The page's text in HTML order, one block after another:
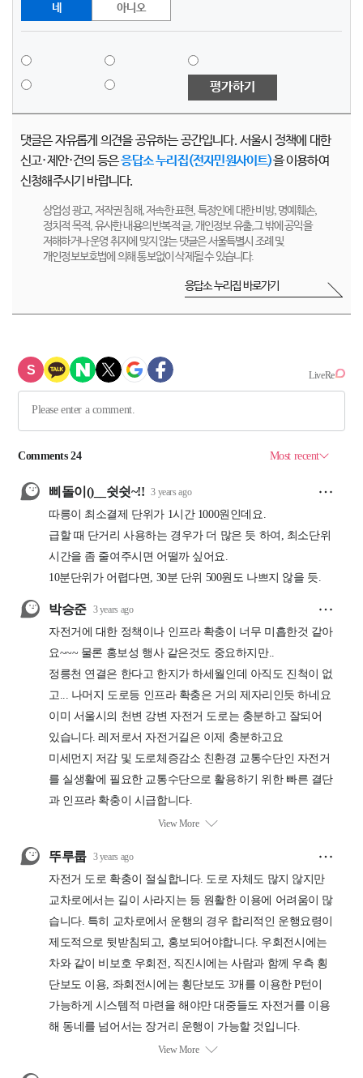
네 아니오
평가하기
댓글은 자유롭게 의견을 공유하는 공간입니다. 서울시 정책에 대한
신고·제안·건의 등은응답소 누리집(전자민원사이트)을 이용하여
신청해주시기 바랍니다.
상업성 광고, 저작권 침해, 저속한 표현, 특정인에 대한 비방, 명예훼손,
정치적 목적, 유사한 내용의 반복적 글, 개인정보 유출,그 밖에 공익을
저해하거나 운영 취지에 맞지 않는 댓글은 서울특별시 조례 및
개인정보보호법에 의해 통보없이 삭제될 수 있습니다.
응답소 누리집 바로가기